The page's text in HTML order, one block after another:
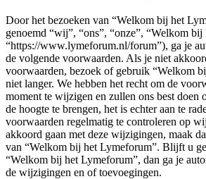
Door het bezoeken van “Welkom bij het
genoemd “wij”, “ons”, “onze”, “Welkom
“https://www.lymeforum.nl/forum”), ga je
de volgende voorwaarden. Als je niet
voorwaarden, bezoek of gebruik “Welkom
niet langer. We hebben het recht om de
moment te wijzigen en zullen ons best doen
de hoogte te brengen, het is echter aan te
voorwaarden regelmatig te controleren op
akkoord gaan met deze wijzigingen, maak
van “Welkom bij het Lymeforum”. Blijft u
“Welkom bij het Lymeforum”, dan ga je
de wijzigingen en of toevoegingen.